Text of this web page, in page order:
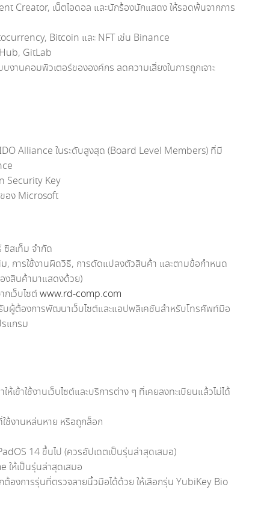
Creator, เน็ตไอดอล และนักร้องนักแสดง ให้รอดพ้นจากการ
Bitcoin และ NFT เช่น Binance
GitLab
านคอมพิวเตอร์ขององค์กร ลดความเสี่ยงในการถูกเจาะ
Alliance ในระดับสูงสุด (Board Level Members) ที่มี
Security Key
อง Microsoft
สเท็ม จำกัด
การใช้งานผิดวิธี, การดัดแปลงตัวสินค้า และตามข้อกำหนด
งสินค้ามาแสดงด้วย)
เว็บไซต์www.rd-comp.com
ผู้ต้องการพัฒนาเว็บไซต์และแอปพลิเคชันสำหรับโทรศัพท์มือ
แกรม
ข้าใช้งานเว็บไซต์และบริการต่าง ๆ ที่เคยลงทะเบียนแล้วไม่ได้
ช้งานหล่นหาย หรือถูกล็อก
14 ขึ้นไป (ควรอัปเดตเป็นรุ่นล่าสุดเสมอ)
ให้เป็นรุ่นล่าสุดเสมอ
งการรุ่นที่ตรวจลายนิ้วมือได้ด้วย ให้เลือกรุ่น YubiKey Bio